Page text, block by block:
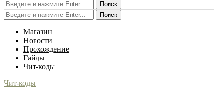
Поиск
Поиск
Магазин
Новости
Прохождение
Гайды
Чит-коды
Чит-коды